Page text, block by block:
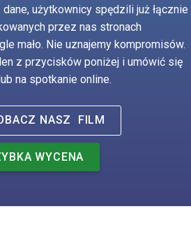
użytkownicy spędzili już łącznie
przez nas stronach
mało. Nie uznajemy kompromisów.
z przycisków poniżej i umówić się
na spotkanie online.
NASZ FILM
WYCENA